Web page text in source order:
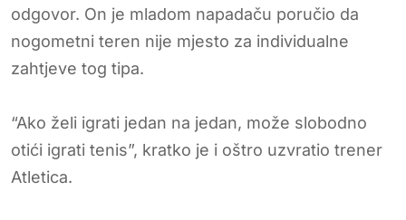
odgovor. On je mladom napadaču poručio da
nogometni teren nije mjesto za individualne
zahtjeve tog tipa.
“Ako želi igrati jedan na jedan, može slobodno
otići igrati tenis”, kratko je i oštro uzvratio trener
Atletica.